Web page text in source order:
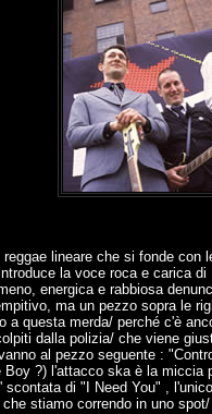
lineare che si fonde
la voce roca e carica
energica e rabbiosa
ma un pezzo sopra le
a questa merda/ perché c'è
dalla polizia/ che viene
al pezzo seguente :
?) l'attacco ska è la
di "I Need You" ,
stiamo correndo in uno